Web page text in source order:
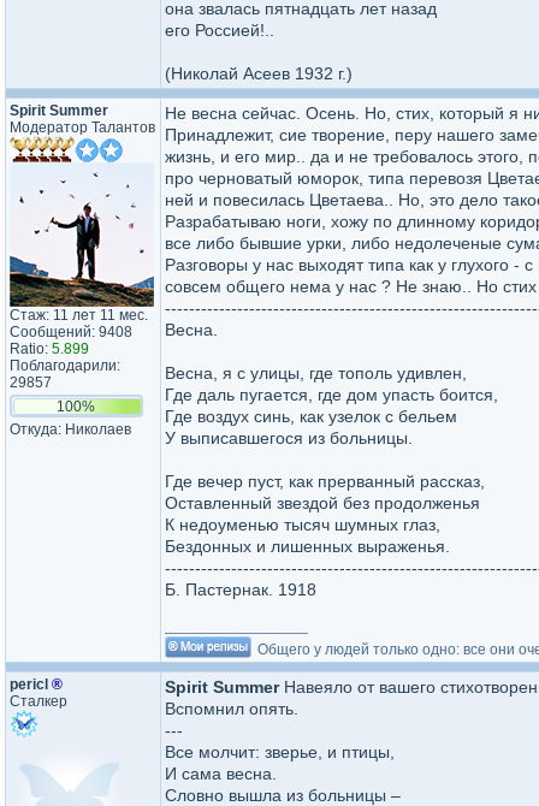
она звалась пятнадцать лет назад
его Россией!..
(Николай Асеев 1932 г.)
Spirit Summer
Модератор Талантов
Стаж: 11 лет 11 мес.
Сообщений: 9408
Ratio: 5.899
Поблагодарили:
29857
100%
Откуда: Николаев
Не весна сейчас. Осень. Но, стих, который я
Принадлежит, сие творение, перу нашего
жизнь, и его мир.. да и не требовалось
про черноватый юморок, типа перевозя
ней и повесилась Цветаева.. Но, это дело
Разрабатываю ноги, хожу по длинному
все либо бывшие урки, либо недолеченые
Разговоры у нас выходят типа как у глухого
совсем общего нема у нас ? Не знаю.. Но
Весна.
Весна, я с улицы, где тополь удивлен,
Где даль пугается, где дом упасть боится,
Где воздух синь, как узелок с бельем
У выписавшегося из больницы.
Где вечер пуст, как прерванный рассказ,
Оставленный звездой без продолженья
К недоуменью тысяч шумных глаз,
Бездонных и лишенных выраженья.
Б. Пастернак. 1918
Общего у людей только одно: все они
pericl ®
Сталкер
Spirit SummerНавеяло от вашего
Вспомнил опять.
---
Все молчит: зверье, и птицы,
И сама весна.
Словно вышла из больницы –